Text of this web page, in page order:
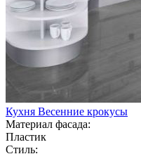
Кухня Весенние крокусы
Материал фасада:
Пластик
Стиль: